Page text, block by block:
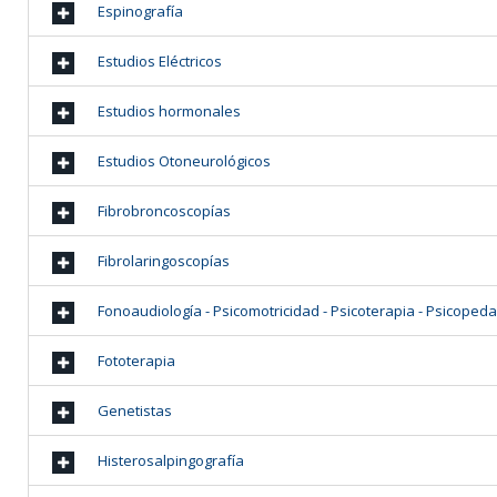
Espinografía
Estudios Eléctricos
Estudios hormonales
Estudios Otoneurológicos
Fibrobroncoscopías
Fibrolaringoscopías
Fonoaudiología - Psicomotricidad - Psicoterapia -
Fototerapia
Genetistas
Histerosalpingografía